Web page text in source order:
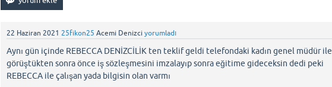
22 Haziran 2021 25fikon25 Acemi Denizci yorumladı
Aynı gün içinde REBECCA DENİZCİLİK ten teklif geldi telefondaki kadın genel müdür ile
görüştükten sonra önce iş sözleşmesini imzalayıp sonra eğitime gideceksin dedi peki
REBECCA ile çalışan yada bilgisin olan varmı